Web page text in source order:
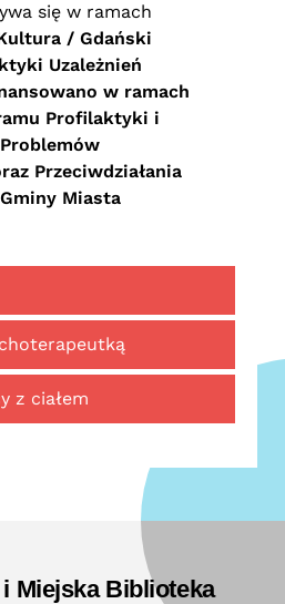
się w ramach
/ Gdański
Uzależnień
w ramach
Profilaktyki i
Przeciwdziałania
Miasta
z ciałem
Miejska Biblioteka